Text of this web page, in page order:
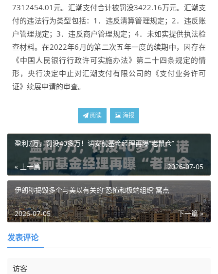
7312454.01元。汇潮支付合计被罚没3422.16万元。汇潮支
付的违法行为类型包括：1．违反清算管理规定；2．违反账
户管理规定；3．违反商户管理规定；4．未如实提供执法检
查材料。在2022年6月的第二次五年一度的续期中，因存在
《中国人民银行行政许可实施办法》第二十四条规定的情
形，央行决定中止对汇潮支付有限公司的《支付业务许可
证》续展申请的审查。
阅读 海报
盈利7万，罚没40多万！诺安前基金经理再曝“老鼠仓”
« 上一篇 2026-07-05
伊朗称捣毁多个与美以有关的“恐怖和极端组织”窝点
下一篇 »
2026-07-05
发表评论